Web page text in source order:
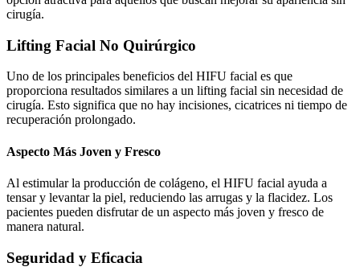
cirugía.
Lifting Facial No Quirúrgico
Uno de los principales beneficios del HIFU facial es que
proporciona resultados similares a un lifting facial sin necesidad de
cirugía. Esto significa que no hay incisiones, cicatrices ni tiempo de
recuperación prolongado.
Aspecto Más Joven y Fresco
Al estimular la producción de colágeno, el HIFU facial ayuda a
tensar y levantar la piel, reduciendo las arrugas y la flacidez. Los
pacientes pueden disfrutar de un aspecto más joven y fresco de
manera natural.
Seguridad y Eficacia